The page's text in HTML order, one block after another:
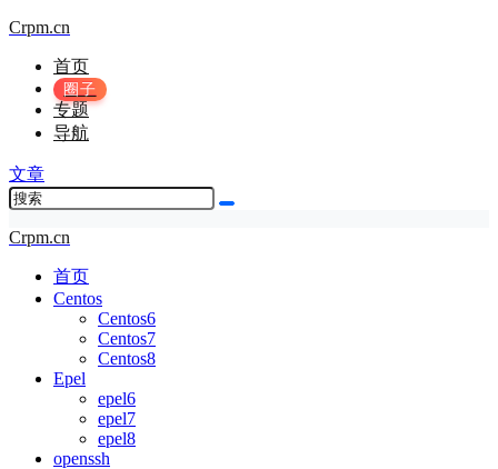
Crpm.cn
首页
圈子
专题
导航
文章
Crpm.cn
首页
Centos
Centos6
Centos7
Centos8
Epel
epel6
epel7
epel8
openssh